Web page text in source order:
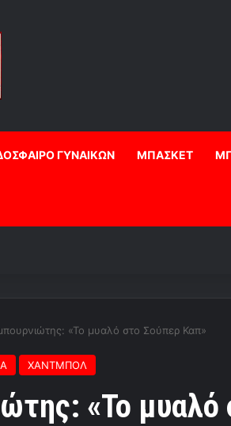
ΓΥΝΑΙΚΩΝ ΜΠΑΣΚΕΤ
«Το μυαλό στο Σούπερ Καπ»
ΧΑΝΤΜΠΟΛ
«Το μυαλό